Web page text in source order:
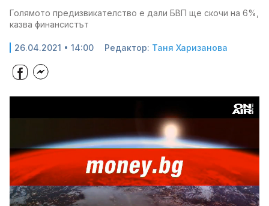
Голямото предизвикателство е дали БВП ще скочи на 6%,
казва финансистът
26.04.2021 • 14:00 Редактор: Таня Харизанова